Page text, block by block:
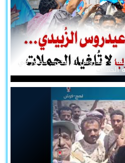
عيدروس الزُبيدي... حضورٌ في
الحملات